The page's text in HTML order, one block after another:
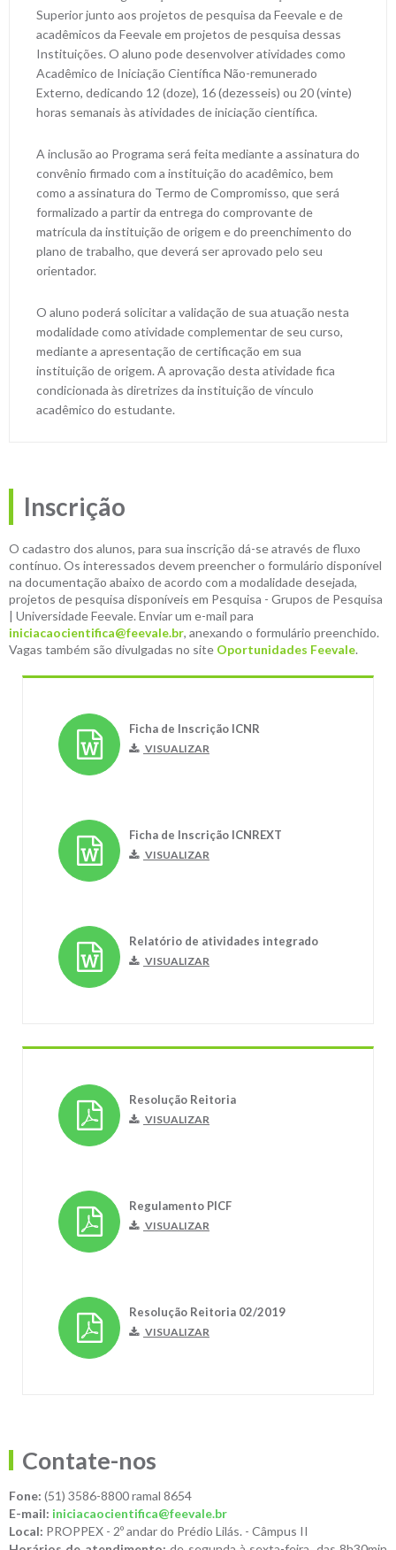
Superior junto aos projetos de pesquisa da Feevale e de
acadêmicos da Feevale em projetos de pesquisa dessas
Instituições. O aluno pode desenvolver atividades como
Acadêmico de Iniciação Científica Não-remunerado
Externo, dedicando 12 (doze), 16 (dezesseis) ou 20 (vinte)
horas semanais às atividades de iniciação científica.
A inclusão ao Programa será feita mediante a assinatura do
convênio firmado com a instituição do acadêmico, bem
como a assinatura do Termo de Compromisso, que será
formalizado a partir da entrega do comprovante de
matrícula da instituição de origem e do preenchimento do
plano de trabalho, que deverá ser aprovado pelo seu
orientador.
O aluno poderá solicitar a validação de sua atuação nesta
modalidade como atividade complementar de seu curso,
mediante a apresentação de certificação em sua
instituição de origem. A aprovação desta atividade fica
condicionada às diretrizes da instituição de vínculo
acadêmico do estudante.
Inscrição
O cadastro dos alunos, para sua inscrição dá-se através de fluxo
contínuo. Os interessados devem preencher o formulário disponível
na documentação abaixo de acordo com a modalidade desejada,
projetos de pesquisa disponíveis em Pesquisa - Grupos de Pesquisa
| Universidade Feevale. Enviar um e-mail para
iniciacaocientifica@feevale.br, anexando o formulário preenchido.
Vagas também são divulgadas no site Oportunidades Feevale.
Ficha de Inscrição ICNR
VISUALIZAR
Ficha de Inscrição ICNREXT
VISUALIZAR
Relatório de atividades integrado
VISUALIZAR
Resolução Reitoria
VISUALIZAR
Regulamento PICF
VISUALIZAR
Resolução Reitoria 02/2019
VISUALIZAR
Contate-nos
Fone: (51) 3586-8800 ramal 8654
E-mail: iniciacaocientifica@feevale.br
Local: PROPPEX - 2º andar do Prédio Lilás. - Câmpus II